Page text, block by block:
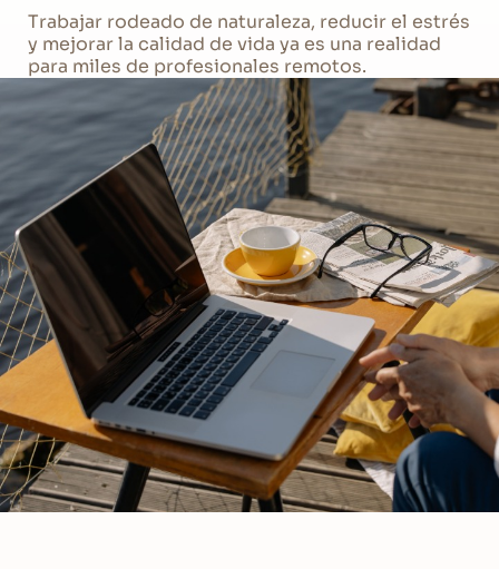
Trabajar rodeado de naturaleza, reducir el estrés
y mejorar la calidad de vida ya es una realidad
para miles de profesionales remotos.